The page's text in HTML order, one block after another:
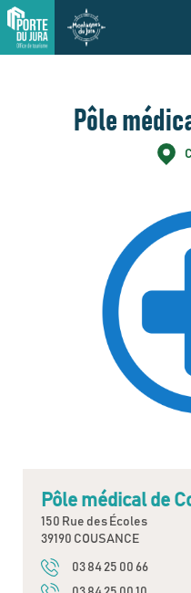
Pôle
Pôle médical de
150 Rue des Écoles
39190 COUSANCE
03 84 25 00 66